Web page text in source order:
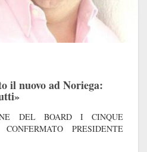
il nuovo ad Noriega:
DEL BOARD I CINQUE
PRESIDENTE